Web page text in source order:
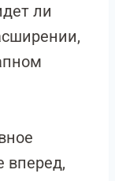
ли
вперед,